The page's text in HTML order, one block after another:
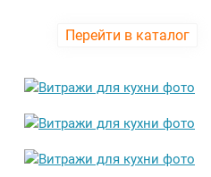
Перейти в каталог